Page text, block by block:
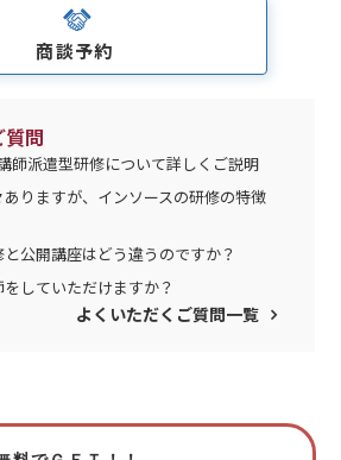
商談予約
質問
師派遣型研修について詳しくご説明
りますが、インソースの研修の特徴
公開講座はどう違うのですか？
していただけますか？
よくいただくご質問一覧